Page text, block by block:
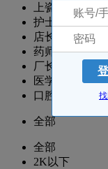
上瓷部
护士/护理
店长
药师/执业药师
厂长/主任/经理
医学运营/项目
口腔医学老师/
全部
全部
2K以下